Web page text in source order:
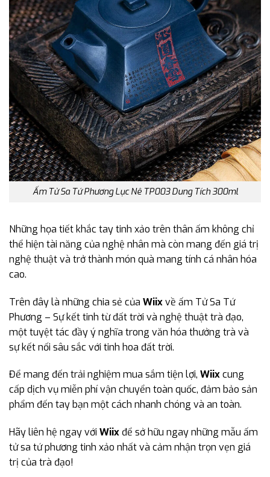
Ấm Tử Sa Tứ Phương Lục Nê TP003 Dung Tích 300ml
Những họa tiết khắc tay tinh xảo trên thân ấm không chỉ
thể hiện tài năng của nghệ nhân mà còn mang đến giá trị
nghệ thuật và trở thành món quà mang tính cá nhân hóa
cao.
Trên đây là những chia sẻ của Wiixvề ấm Tử Sa Tứ
Phương – Sự kết tinh từ đất trời và nghệ thuật trà đạo,
một tuyệt tác đầy ý nghĩa trong văn hóa thưởng trà và
sự kết nối sâu sắc với tinh hoa đất trời.
Để mang đến trải nghiệm mua sắm tiện lợi, Wiixcung
cấp dịch vụ miễn phí vận chuyển toàn quốc, đảm bảo sản
phẩm đến tay bạn một cách nhanh chóng và an toàn.
Hãy liên hệ ngay với Wiix để sở hữu ngay những mẫu ấm
tử sa tứ phương tinh xảo nhất và cảm nhận trọn vẹn giá
trị của trà đạo!